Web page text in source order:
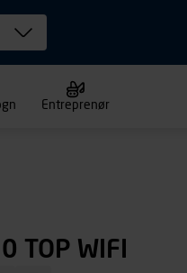
Entreprenør
TOP WIFI